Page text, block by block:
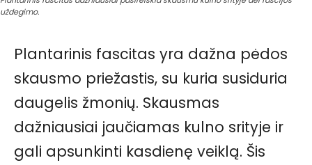
uždegimo.
Plantarinis fascitas yra dažna pėdos
skausmo priežastis, su kuria susiduria
daugelis žmonių. Skausmas
dažniausiai jaučiamas kulno srityje ir
gali apsunkinti kasdienę veiklą. Šis